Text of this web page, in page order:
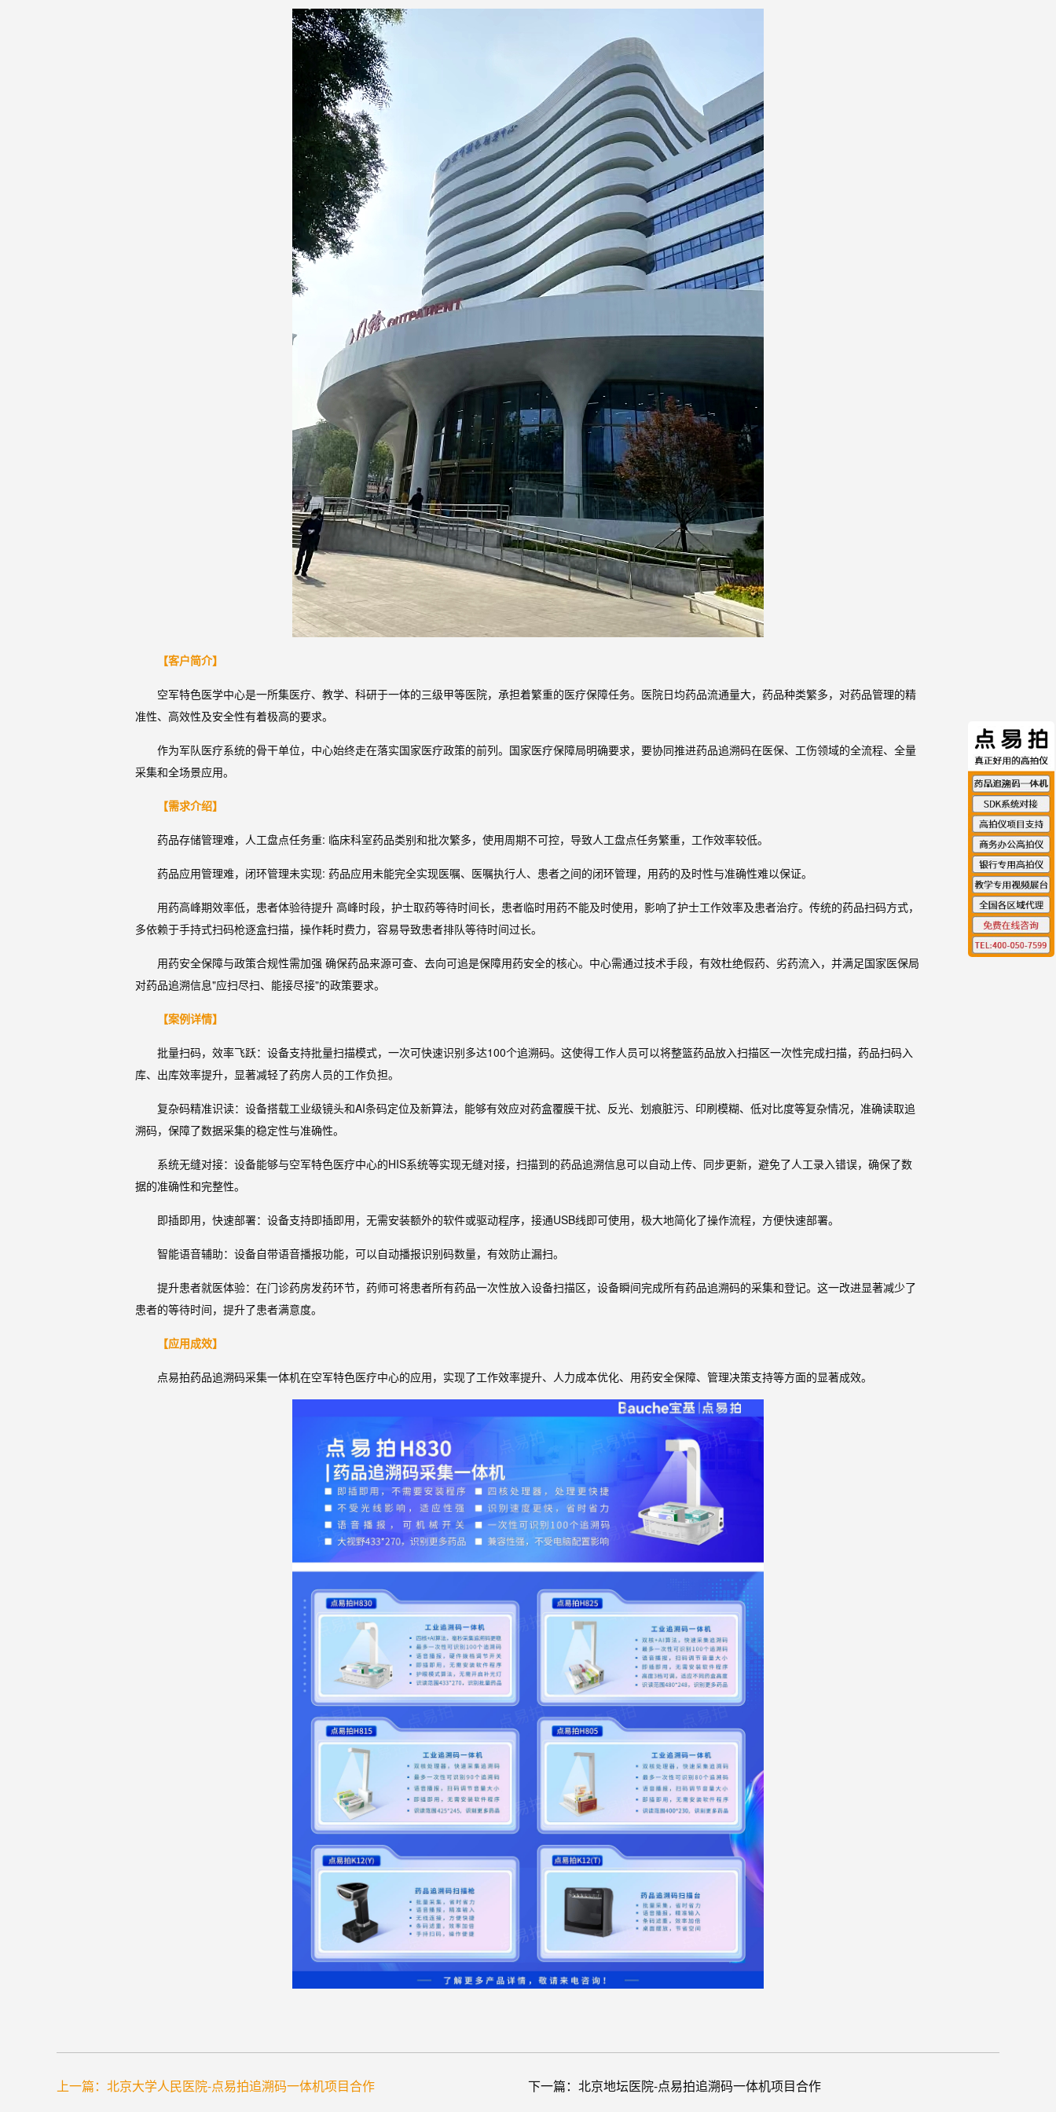
【客户简介】
空军特色医学中心是一所集医疗、教学、科研于一体的三级甲等医院，承担着繁重的医疗保障任务。医院日均药品流通量大，药品种类繁多，对药品管理的精
准性、高效性及安全性有着极高的要求。
作为军队医疗系统的骨干单位，中心始终走在落实国家医疗政策的前列。国家医疗保障局明确要求，要协同推进药品追溯码在医保、工伤领域的全流程、全量
采集和全场景应用。
【需求介绍】
药品存储管理难，人工盘点任务重: 临床科室药品类别和批次繁多，使用周期不可控，导致人工盘点任务繁重，工作效率较低。
药品应用管理难，闭环管理未实现: 药品应用未能完全实现医嘱、医嘱执行人、患者之间的闭环管理，用药的及时性与准确性难以保证。
用药高峰期效率低，患者体验待提升 高峰时段，护士取药等待时间长，患者临时用药不能及时使用，影响了护士工作效率及患者治疗。传统的药品扫码方式，
多依赖于手持式扫码枪逐盒扫描，操作耗时费力，容易导致患者排队等待时间过长。
用药安全保障与政策合规性需加强 确保药品来源可查、去向可追是保障用药安全的核心。中心需通过技术手段，有效杜绝假药、劣药流入，并满足国家医保局
对药品追溯信息"应扫尽扫、能接尽接"的政策要求。
【案例详情】
批量扫码，效率飞跃：设备支持批量扫描模式，一次可快速识别多达100个追溯码。这使得工作人员可以将整篮药品放入扫描区一次性完成扫描，药品扫码入
库、出库效率提升，显著减轻了药房人员的工作负担。
复杂码精准识读：设备搭载工业级镜头和AI条码定位及新算法，能够有效应对药盒覆膜干扰、反光、划痕脏污、印刷模糊、低对比度等复杂情况，准确读取追
溯码，保障了数据采集的稳定性与准确性。
系统无缝对接：设备能够与空军特色医疗中心的HIS系统等实现无缝对接，扫描到的药品追溯信息可以自动上传、同步更新，避免了人工录入错误，确保了数
据的准确性和完整性。
即插即用，快速部署：设备支持即插即用，无需安装额外的软件或驱动程序，接通USB线即可使用，极大地简化了操作流程，方便快速部署。
智能语音辅助：设备自带语音播报功能，可以自动播报识别码数量，有效防止漏扫。
提升患者就医体验：在门诊药房发药环节，药师可将患者所有药品一次性放入设备扫描区，设备瞬间完成所有药品追溯码的采集和登记。这一改进显著减少了
患者的等待时间，提升了患者满意度。
【应用成效】
点易拍药品追溯码采集一体机在空军特色医疗中心的应用，实现了工作效率提升、人力成本优化、用药安全保障、管理决策支持等方面的显著成效。
上一篇： 北京大学人民医院-点易拍追溯码一体机项目合作 下一篇： 北京地坛医院-点易拍追溯码一体机项目合作